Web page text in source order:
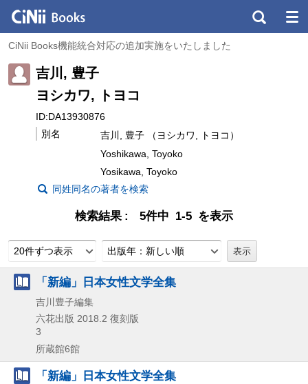
CiNii Books機能統合対応の追加実施をいたしました
吉川, 豊子
ヨシカワ, トヨコ
ID:DA13930876
別名
吉川, 豊子 （ヨシカワ, トヨコ）
Yoshikawa, Toyoko
Yosikawa, Toyoko
同姓同名の著者を検索
検索結果 5件中 1-5 を表示
20件ずつ表示 出版年：新しい順
「新編」日本女性文学全集
吉川豊子編集
六花出版 2018.2 復刻版
3
所蔵館6館
「新編」日本女性文学全集